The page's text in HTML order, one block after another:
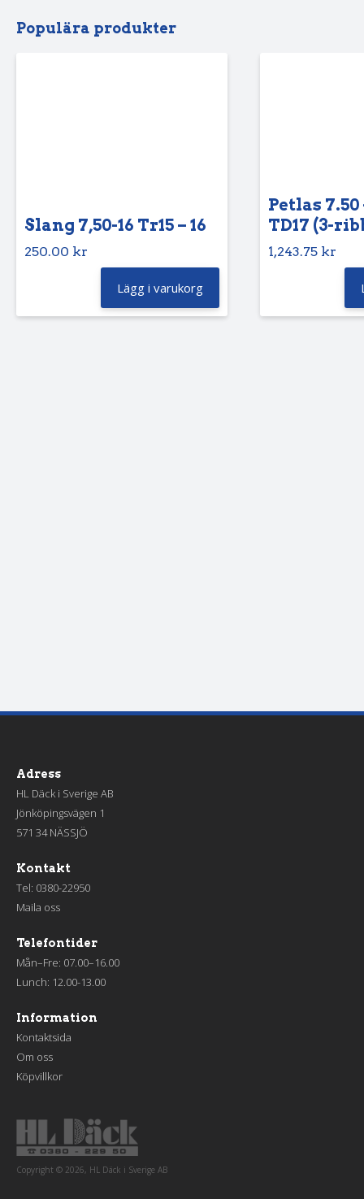
Populära produkter
Slang 7,50-16 Tr15 – 16
250.00 kr
Lägg i varukorg
Petlas 7.50
TD17 (3-
1,243.75 kr
Adress
HL Däck i Sverige AB
Jönköpingsvägen 1
571 34 NÄSSJÖ
Kontakt
Tel: 0380-22950
Maila oss
Telefontider
Mån–Fre: 07.00–16.00
Lunch: 12.00-13.00
Information
Kontaktsida
Om oss
Köpvillkor
Copyright © 2026, HL Däck i Sverige AB